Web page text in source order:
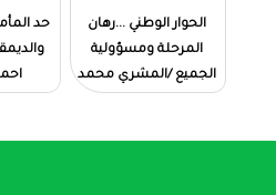
الحوار الوطني ...رهان
المرحلة ومسؤولية
الجميع /المشري محمد
حد